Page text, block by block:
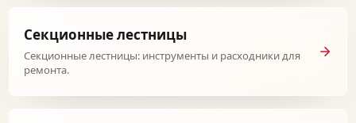
Секционные лестницы
Секционные лестницы: инструменты и расходники для
ремонта.